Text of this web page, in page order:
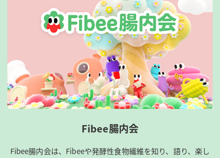
Fibee腸内会
Fibee腸内会は、​Fibeeや発酵性食物繊維を知り、語り、楽し